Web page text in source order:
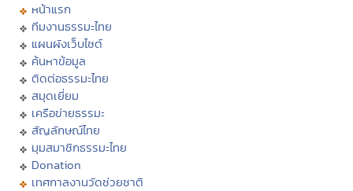
หน้าแรก
ทีมงานธรรมะไทย
แผนผังเว็บไซต์
ค้นหาข้อมูล
ติดต่อธรรมะไทย
สมุดเยี่ยม
เครือข่ายธรรมะ
สัญลักษณ์ไทย
มุมสมาชิกธรรมะไทย
Donation
เทศกาลงานวัดช่วยชาติ